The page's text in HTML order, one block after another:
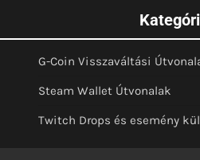
G-Coin Visszaváltási
Steam Wallet Útvonalak
Twitch Drops és esemény